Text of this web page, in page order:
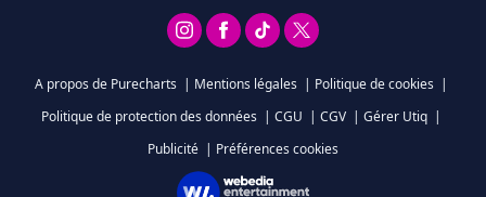
A propos de Purecharts | Mentions légales | Politique de cookies |
Politique de protection des données | CGU | CGV | Gérer Utiq |
Publicité | Préférences cookies